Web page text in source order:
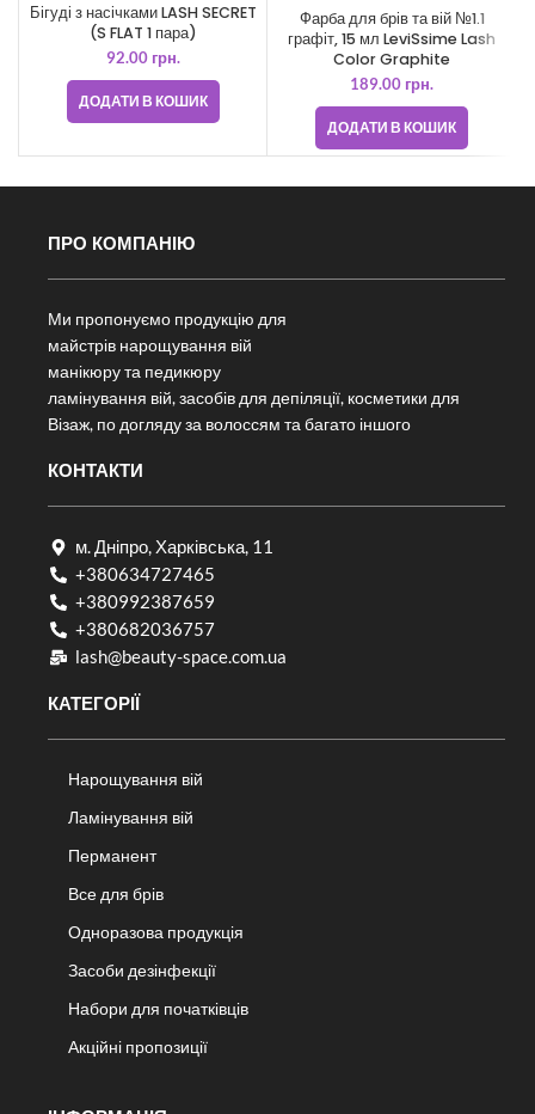
Бігуді з насічками LASH SECRET
(S FLAT 1 пара)
92.00 грн.
ДОДАТИ В КОШИК
Фарба для брів та вій №1.1
графіт, 15 мл LeviSsime Lash
Color Graphite
189.00 грн.
ДОДАТИ В КОШИК
ПРО КОМПАНІЮ
Ми пропонуємо продукцію для
майстрів нарощування вій
манікюру та педикюру
ламінування вій, засобів для депіляції, косметики для
Візаж, по догляду за волоссям та багато іншого
КОНТАКТИ
м. Дніпро, Харківська, 11
+380634727465
+380992387659
+380682036757​
lash@beauty-space.com.ua
КАТЕГОРІЇ
Нарощування вій
Ламінування вій
Перманент
Все для брів
Одноразова продукція
Засоби дезінфекції
Набори для початківців
Акційні пропозиції